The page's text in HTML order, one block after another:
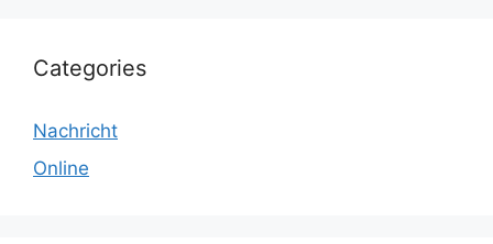
Categories
Nachricht
Online